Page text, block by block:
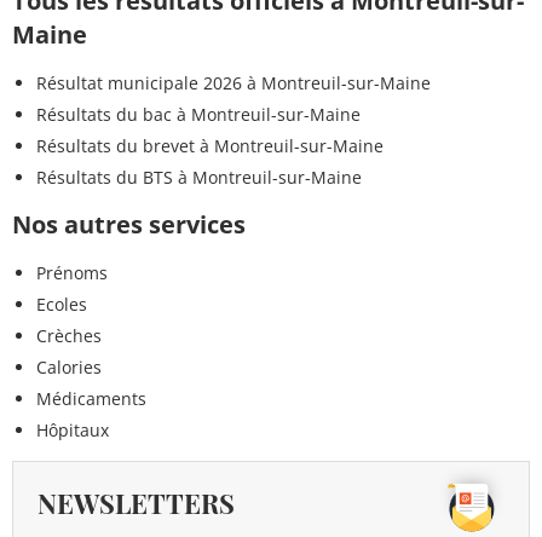
Maine
Résultat municipale 2026 à Montreuil-sur-Maine
Résultats du bac à Montreuil-sur-Maine
Résultats du brevet à Montreuil-sur-Maine
Résultats du BTS à Montreuil-sur-Maine
Nos autres services
Prénoms
Ecoles
Crèches
Calories
Médicaments
Hôpitaux
NEWSLETTERS